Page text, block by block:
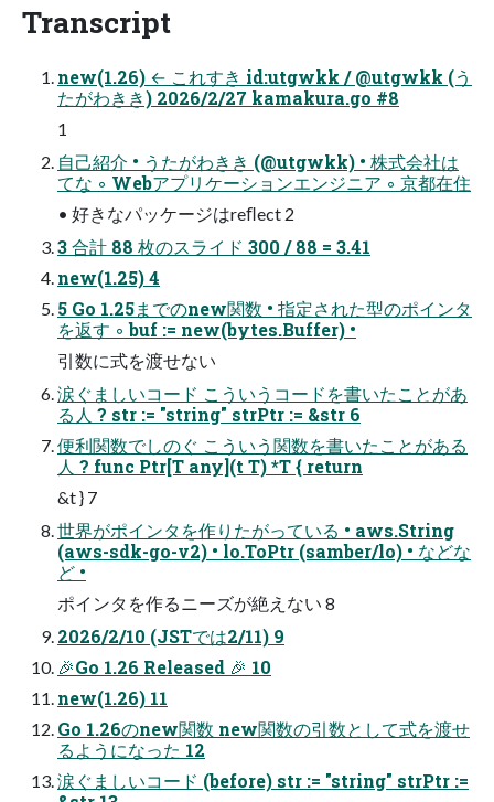
Transcript
new(1.26) ← これすき id:utgwkk / @utgwkk (う
たがわきき) 2026/2/27 kamakura.go #8
1
自己紹介 • うたがわきき (@utgwkk) • 株式会社は
てな ◦ Webアプリケーションエンジニア ◦ 京都在住
• 好きなパッケージはreﬂect 2
3 合計 88 枚のスライド 300 / 88 = 3.41
new(1.25) 4
5 Go 1.25までのnew関数 • 指定された型のポインタ
を返す ◦ buf := new(bytes.Buffer) •
引数に式を渡せない
涙ぐましいコード こういうコードを書いたことがあ
る人 ? str := "string" strPtr := &str 6
便利関数でしのぐ こういう関数を書いたことがある
人 ? func Ptr[T any](t T) *T { return
&t } 7
世界がポインタを作りたがっている • aws.String
(aws-sdk-go-v2) • lo.ToPtr (samber/lo) • などな
ど •
ポインタを作るニーズが絶えない 8
2026/2/10 (JSTでは2/11) 9
🎉Go 1.26 Released 🎉 10
new(1.26) 11
Go 1.26のnew関数 new関数の引数として式を渡せ
るようになった 12
涙ぐましいコード (before) str := "string" strPtr :=